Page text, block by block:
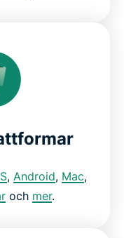
, Android, Mac,
och mer.